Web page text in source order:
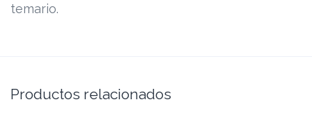
temario.
Productos relacionados